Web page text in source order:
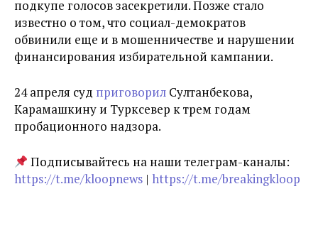
подкупе голосов засекретили. Позже стало
известно о том, что социал-демократов
обвинили еще и в мошенничестве и нарушении
финансирования избирательной кампании.
24 апреля суд приговорил Султанбекова,
Карамашкину и Турксевер к трем годам
пробационного надзора.
Подписывайтесь на наши телеграм-каналы:
https://t.me/kloopnews | https://t.me/breakingkloop